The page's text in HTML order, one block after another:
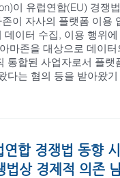
이 유럽연합(EU) 경쟁
이 자사의 플랫폼 이
이터 수집, 이용 행위
마존을 대상으로 데이
합된 사업자로서 플
는 혐의 등을 받아왔
연합 경쟁법 동향
법상 경제적 의존